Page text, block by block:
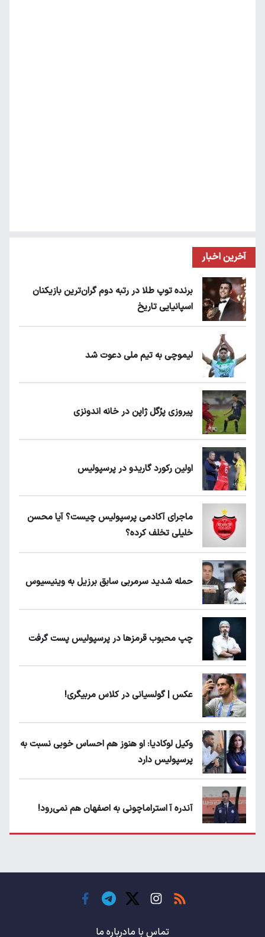
آخرین اخبار
برنده توپ طلا در رتبه دوم گران‌ترین بازیکنان
اسپانیایی تاریخ
لیموچی به تیم ملی دعوت شد
پیروزی پرُگل ژاپن در خانه اندونزی
اولین رکورد گاریدو در پرسپولیس
ماجرای آکادمی پرسپولیس چیست؟ آیا محسن
خلیلی تخلف کرده؟
حمله شدید سرمربی سابق برزیل به وینیسیوس
چپ محبوب قرمزها در پرسپولیس پست گرفت
عکس | گولسیانی در کلاس مربیگری!
وکیل لوکادیا: او هنوز هم احساس خوبی نسبت به
پرسپولیس دارد
آندره آ استراماچونی به اصفهان هم نمی‌رود!
حسن روی هوا!
باشگاه های جهان
تماس با مادرباره ما